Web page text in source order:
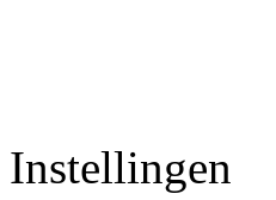
Instellingen